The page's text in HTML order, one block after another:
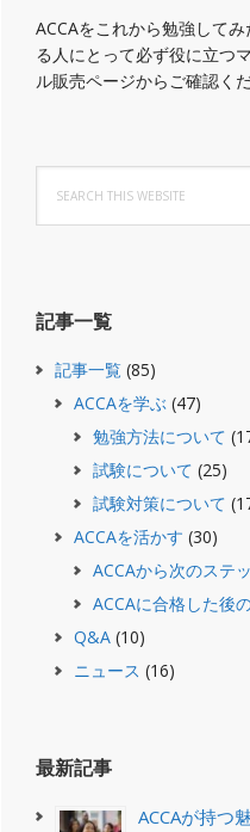
ACCAをこれから勉強して
る人にとって必ず役に立つ
ル販売ページからご確認くだ
this
website
記事一覧
記事一覧 (85)
ACCAを学ぶ (47)
勉強方法について
試験について (25)
試験対策について
ACCAを活かす (30)
ACCAから次のステ
ACCAに合格した後
Q&A (10)
ニュース (16)
最新記事
ACCAが持つ